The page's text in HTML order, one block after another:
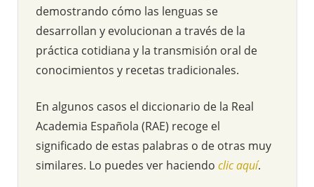
demostrando cómo las lenguas se
desarrollan y evolucionan a través de la
práctica cotidiana y la transmisión oral de
conocimientos y recetas tradicionales.
En algunos casos el diccionario de la Real
Academia Española (RAE) recoge el
significado de estas palabras o de otras muy
similares. Lo puedes ver haciendo clic aquí.